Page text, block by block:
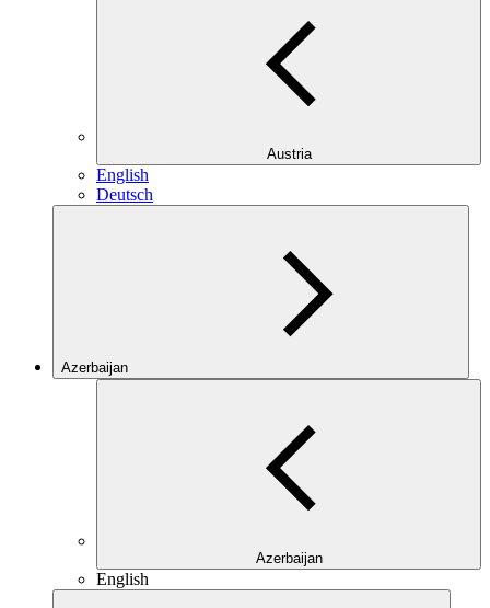
Austria
English
Deutsch
Azerbaijan
Azerbaijan
English